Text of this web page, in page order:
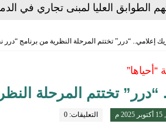
من أمطار وصواعق رعدية على
في مستشفى سليمان الحبيب
إعلامي.. “درر” تختتم المرحلة النظرية من برنامج “درر
تختتم المرحلة
التعليقات: 0